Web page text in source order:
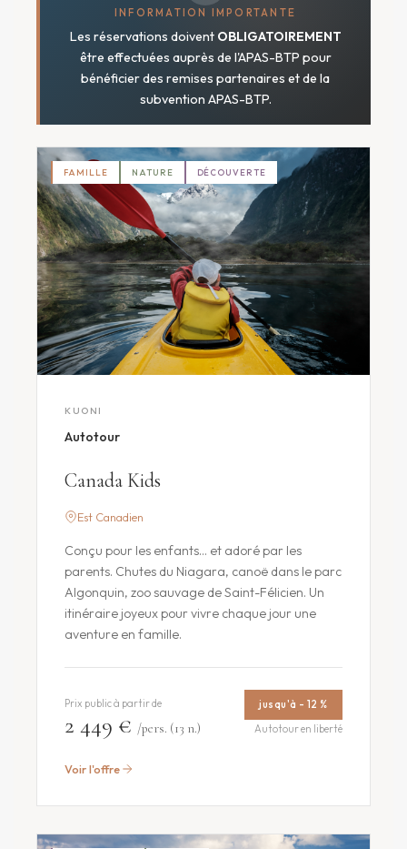
INFORMATION IMPORTANTE
Les réservations doivent OBLIGATOIREMENT
être effectuées auprès de l'APAS-BTP pour
bénéficier des remises partenaires et de la
subvention APAS-BTP.
FAMILLE NATURE DÉCOUVERTE
KUONI
Autotour
Canada Kids
Est Canadien
Conçu pour les enfants… et adoré par les
parents. Chutes du Niagara, canoë dans le parc
Algonquin, zoo sauvage de Saint-Félicien. Un
itinéraire joyeux pour vivre chaque jour une
aventure en famille.
Prix public à partir de
2 449 € /pers. (13 n.)
jusqu'à - 12 %
Autotour en liberté
Voir l'offre